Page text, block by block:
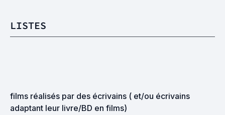
LISTES
films réalisés par des écrivains ( et/ou écrivains
adaptant leur livre/BD en films)